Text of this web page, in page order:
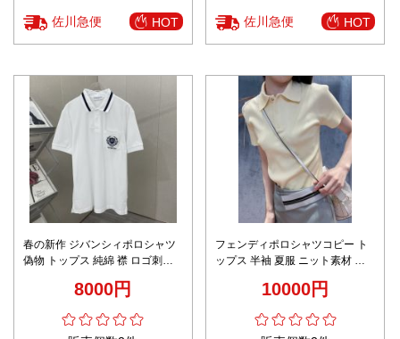
佐川急便 HOT 佐川急便 HOT
春の新作 ジバンシィポロシャツ
偽物 トップス 純綿 襟 ロゴ刺繍
8000円
フェンディポロシャツコピー ト
ップス 半袖 夏服 ニット素材 シ
10000円